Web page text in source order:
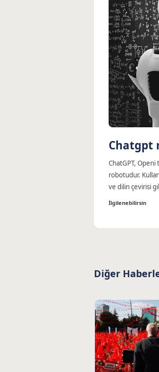
Chatgpt
ChatGPT,
robotudur.
ve dilin çevirisi
İlgilenebilirsin
Diğer